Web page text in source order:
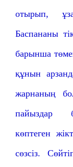
отырып,
Баспананы
барынша
құнын
жарнаның
пайыздар
көптеген
сөзсіз.